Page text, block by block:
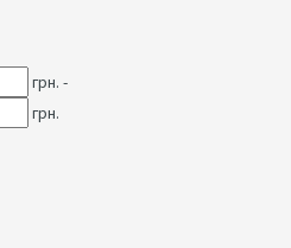
грн. -
грн.